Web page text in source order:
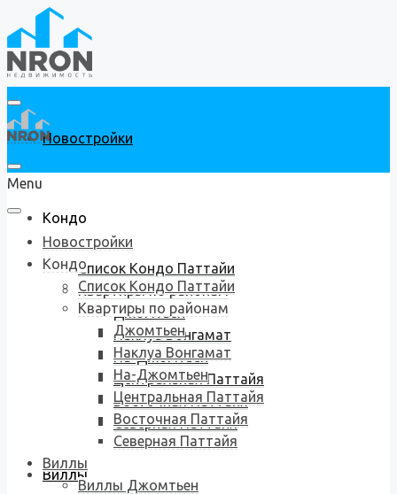
Новостройки
Кондо
Список Кондо Паттайи
Квартиры по районам
Джомтьен
Наклуа Вонгамат
На-Джомтьен
Центральная Паттайя
Восточная Паттайя
Северная Паттайя
Виллы
Menu
Новостройки
Кондо
Список Кондо Паттайи
Квартиры по районам
Джомтьен
Наклуа Вонгамат
На-Джомтьен
Центральная Паттайя
Восточная Паттайя
Северная Паттайя
Виллы
Виллы Джомтьен